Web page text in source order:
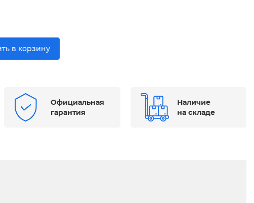
в корзину
Официальная
гарантия
Наличие
на складе